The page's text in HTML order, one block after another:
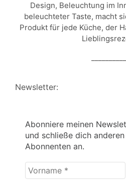
Design, Beleuchtung im
beleuchteter Taste, macht
Produkt für jede Küche, der
Newsletter:
Abonniere meinen
und schließe dich anderen
Abonnenten an.
Vorname
*